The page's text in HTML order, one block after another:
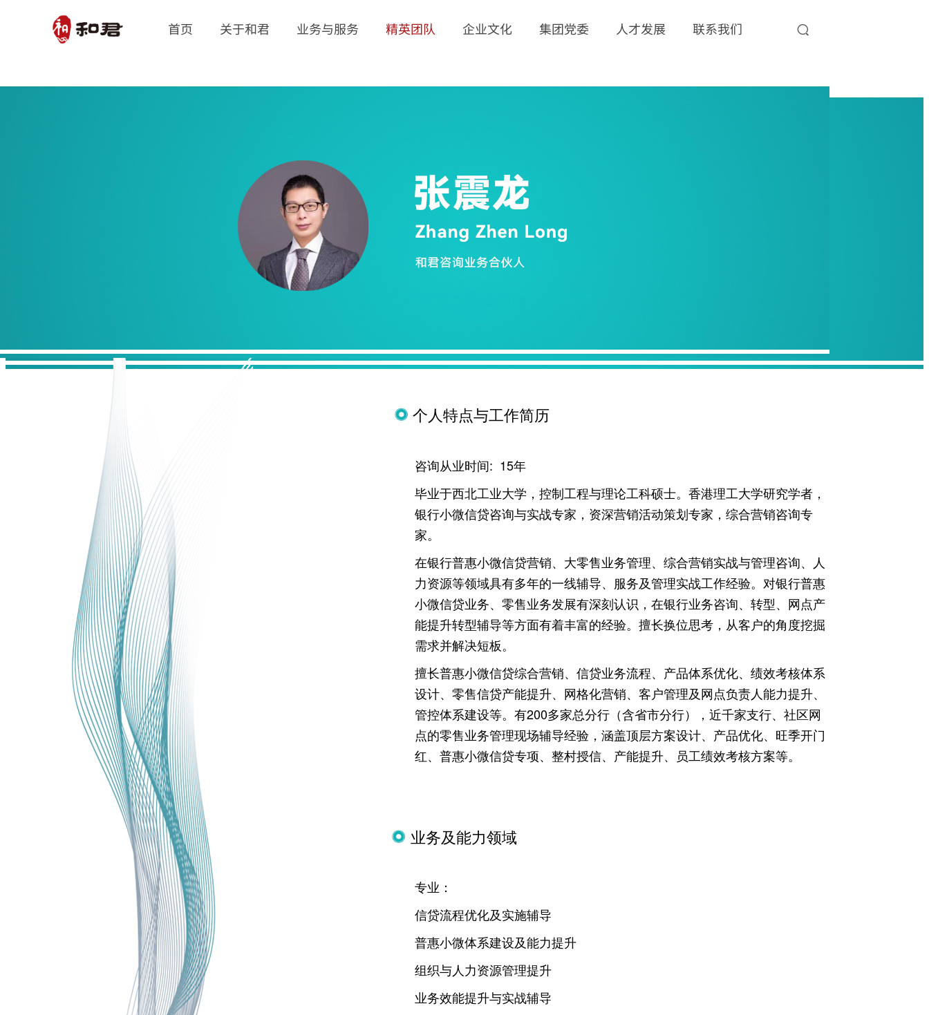
首页 关于和君 业务与服务 精英团队 企业文化 集团党委 人才发展 联系我们
个人特点与工作简历
咨询从业时间: 15年
毕业于西北工业大学，控制工程与理论工科硕士。香港理工大学研究学者，
银行小微信贷咨询与实战专家，资深营销活动策划专家，综合营销咨询专
家。
在银行普惠小微信贷营销、大零售业务管理、综合营销实战与管理咨询、人
力资源等领域具有多年的一线辅导、服务及管理实战工作经验。对银行普惠
小微信贷业务、零售业务发展有深刻认识，在银行业务咨询、转型、网点产
能提升转型辅导等方面有着丰富的经验。擅长换位思考，从客户的角度挖掘
需求并解决短板。
擅长普惠小微信贷综合营销、信贷业务流程、产品体系优化、绩效考核体系
设计、零售信贷产能提升、网格化营销、客户管理及网点负责人能力提升、
管控体系建设等。有200多家总分行（含省市分行），近千家支行、社区网
点的零售业务管理现场辅导经验，涵盖顶层方案设计、产品优化、旺季开门
红、普惠小微信贷专项、整村授信、产能提升、员工绩效考核方案等。
业务及能力领域
专业：
信贷流程优化及实施辅导
普惠小微体系建设及能力提升
组织与人力资源管理提升
业务效能提升与实战辅导